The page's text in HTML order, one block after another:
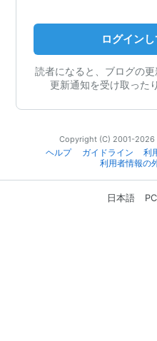
ログイン
読者になると、ブログの更
更新通知を受け取った
Copyright (C) 2001-2026
ヘルプ
ガイドライン 利
利用者情報の
日本語